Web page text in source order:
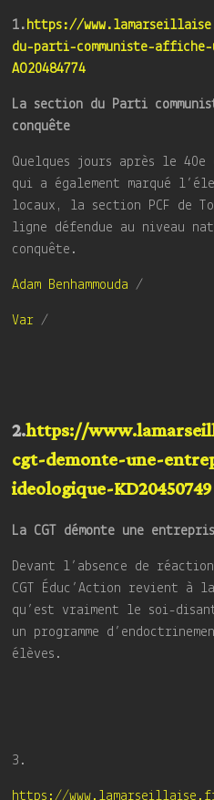
1. https://
du-parti-communiste-
AO20484774
La section du Parti
conquête
Quelques jours après le
qui a également marqué
locaux, la section PCF de
ligne défendue au niveau
conquête.
Adam Benhammouda /
Var /
2.https://
cgt-demonte-une-
ideologique-KD20450749
La CGT démonte une
Devant l’absence de
CGT Éduc’Action revient à
qu’est vraiment le soi-
un programme
élèves.
3.
https://